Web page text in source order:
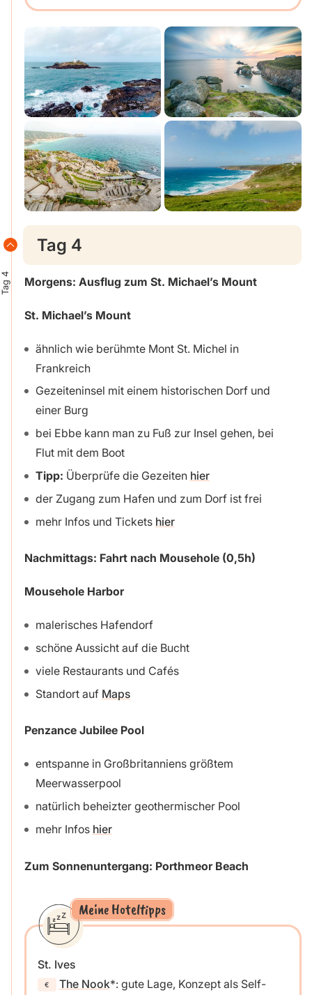
Tag 4
Tag 4
Morgens: Ausflug zum St. Michael’s Mount
St. Michael’s Mount
ähnlich wie berühmte Mont St. Michel in
Frankreich
Gezeiteninsel mit einem historischen Dorf und
einer Burg
bei Ebbe kann man zu Fuß zur Insel gehen, bei
Flut mit dem Boot
Tipp: Überprüfe die Gezeiten hier
der Zugang zum Hafen und zum Dorf ist frei
mehr Infos und Tickets hier
Nachmittags: Fahrt nach Mousehole (0,5h)
Mousehole Harbor
malerisches Hafendorf
schöne Aussicht auf die Bucht
viele Restaurants und Cafés
Standort auf Maps
Penzance Jubilee Pool
entspanne in Großbritanniens größtem
Meerwasserpool
natürlich beheizter geothermischer Pool
mehr Infos hier
Zum Sonnenuntergang: Porthmeor Beach
Meine Hoteltipps
St. Ives
The Nook : gute Lage, Konzept als Self-